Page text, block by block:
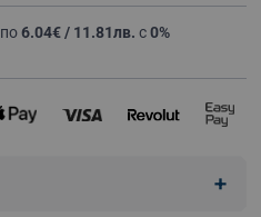
по6.04€ / 11.81лв. с0%